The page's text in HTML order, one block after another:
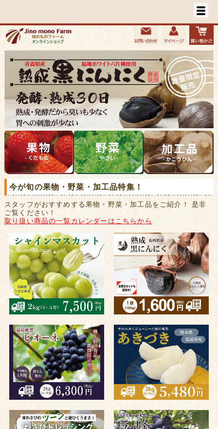
今が旬の果物・野菜・加工品特集！
スタッフがおすすめする果物・野菜・加工品をご紹介！ 是非
ご覧ください！
取り扱い商品の一覧カレンダーはこちらから